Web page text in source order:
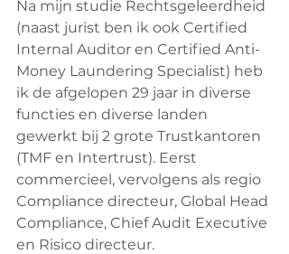
Na mijn studie Rechtsgeleerdheid
(naast jurist ben ik ook Certified
Internal Auditor en Certified Anti-
Money Laundering Specialist) heb
ik de afgelopen 29 jaar in diverse
functies en diverse landen
gewerkt bij 2 grote Trustkantoren
(TMF en Intertrust). Eerst
commercieel, vervolgens als regio
Compliance directeur, Global Head
Compliance, Chief Audit Executive
en Risico directeur.